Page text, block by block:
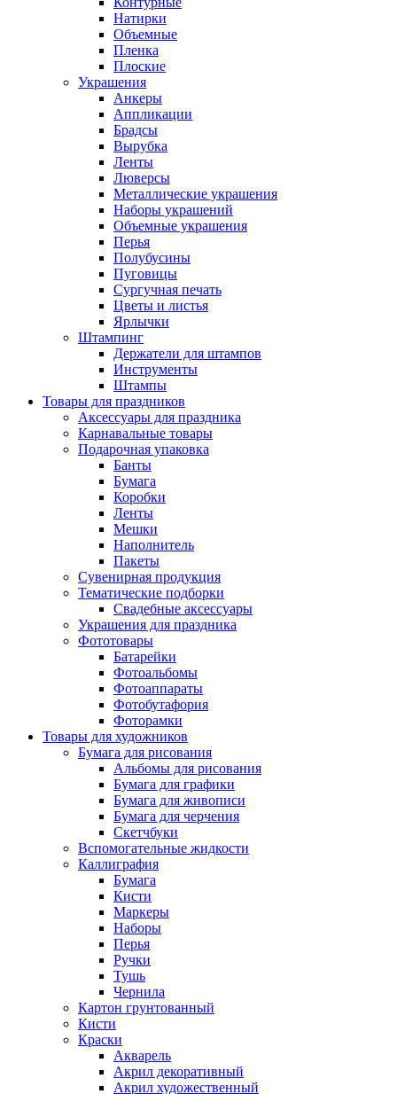
Натирки
Объемные
Пленка
Плоские
Украшения
Анкеры
Аппликации
Брадсы
Вырубка
Ленты
Люверсы
Металлические украшения
Наборы украшений
Объемные украшения
Перья
Полубусины
Пуговицы
Сургучная печать
Цветы и листья
Ярлычки
Штампинг
Держатели для штампов
Инструменты
Штампы
Товары для праздников
Аксессуары для праздника
Карнавальные товары
Подарочная упаковка
Банты
Бумага
Коробки
Ленты
Мешки
Наполнитель
Пакеты
Сувенирная продукция
Тематические подборки
Свадебные аксессуары
Украшения для праздника
Фототовары
Батарейки
Фотоальбомы
Фотоаппараты
Фотобутафория
Фоторамки
Товары для художников
Бумага для рисования
Альбомы для рисования
Бумага для графики
Бумага для живописи
Бумага для черчения
Скетчбуки
Вспомогательные жидкости
Каллиграфия
Бумага
Кисти
Маркеры
Наборы
Перья
Ручки
Тушь
Чернила
Картон грунтованный
Кисти
Краски
Акварель
Акрил декоративный
Акрил художественный